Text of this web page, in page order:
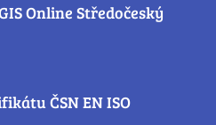
Online Středočeský
ČSN EN ISO